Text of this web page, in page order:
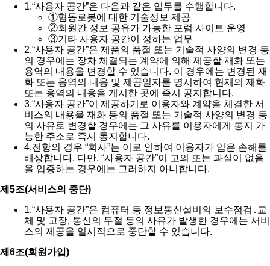
1.“사용자 공간”은 다음과 같은 업무를 수행합니다.
①협동로봇에 대한 기술정보 제공
②회원간 정보 공유가 가능한 포럼 사이트 운영
③기타 사용자 공간이 정하는 업무
2.“사용자 공간”은 제품의 품절 또는 기술적 사양의 변경 등
의 경우에는 장차 체결되는 계약에 의해 제공할 재화 또는
용역의 내용을 변경할 수 있습니다. 이 경우에는 변경된 재
화 또는 용역의 내용 및 제공일자를 명시하여 현재의 재화
또는 용역의 내용을 게시한 곳에 즉시 공지합니다.
3.“사용자 공간”이 제공하기로 이용자와 계약을 체결한 서
비스의 내용을 재화 등의 품절 또는 기술적 사양의 변경 등
의 사유로 변경할 경우에는 그 사유를 이용자에게 통지 가
능한 주소로 즉시 통지합니다.
4.전항의 경우 “회사”는 이로 인하여 이용자가 입은 손해를
배상합니다. 다만, “사용자 공간”이 고의 또는 과실이 없음
을 입증하는 경우에는 그러하지 아니합니다.
제5조(서비스의 중단)
1.“사용자 공간”은 컴퓨터 등 정보통신설비의 보수점검․교
체 및 고장, 통신의 두절 등의 사유가 발생한 경우에는 서비
스의 제공을 일시적으로 중단할 수 있습니다.
제6조(회원가입)